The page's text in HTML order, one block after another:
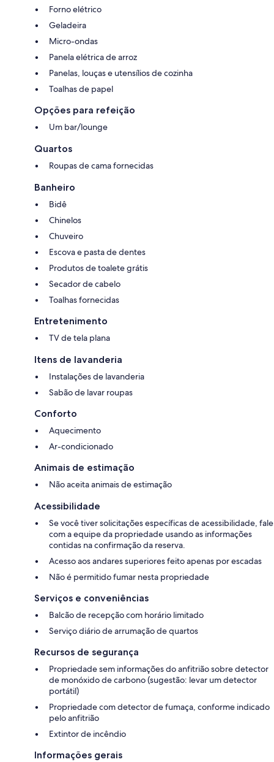
Forno elétrico
Geladeira
Micro-ondas
Panela elétrica de arroz
Panelas, louças e utensílios de cozinha
Toalhas de papel
Opções para refeição
Um bar/lounge
Quartos
Roupas de cama fornecidas
Banheiro
Bidê
Chinelos
Chuveiro
Escova e pasta de dentes
Produtos de toalete grátis
Secador de cabelo
Toalhas fornecidas
Entretenimento
TV de tela plana
Itens de lavanderia
Instalações de lavanderia
Sabão de lavar roupas
Conforto
Aquecimento
Ar-condicionado
Animais de estimação
Não aceita animais de estimação
Acessibilidade
Se você tiver solicitações específicas de acessibilidade, fale
com a equipe da propriedade usando as informações
contidas na confirmação da reserva.
Acesso aos andares superiores feito apenas por escadas
Não é permitido fumar nesta propriedade
Serviços e conveniências
Balcão de recepção com horário limitado
Serviço diário de arrumação de quartos
Recursos de segurança
Propriedade sem informações do anfitrião sobre detector
de monóxido de carbono (sugestão: levar um detector
portátil)
Propriedade com detector de fumaça, conforme indicado
pelo anfitrião
Extintor de incêndio
Informações gerais